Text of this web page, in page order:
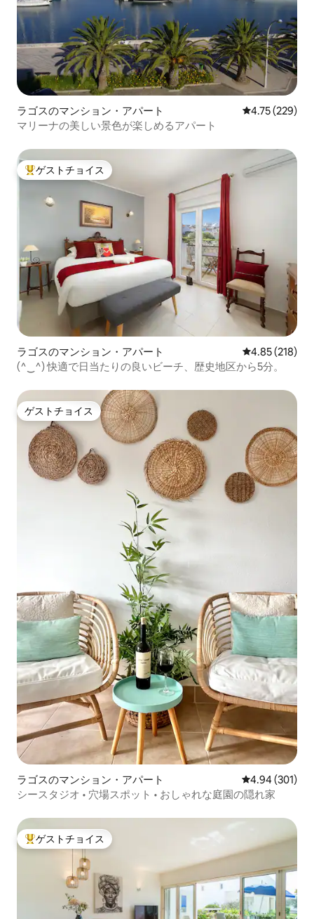
ラゴスのマンション・アパート レビュー229
4.75 (229)
マリーナの美しい景色が楽しめるアパート
大好評のゲストチョイスです。
ゲストチョイス
ラゴスのマンション・アパート レビュー218
4.85 (218)
(^‿^) 快適で日当たりの良いビーチ、歴史地区から5分。
ゲストチョイス
ゲストチョイス
ラゴスのマンション・アパート レビュー301
4.94 (301)
シースタジオ • 穴場スポット • おしゃれな庭園の隠れ家
大好評のゲストチョイスです。
ゲストチョイス